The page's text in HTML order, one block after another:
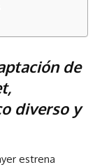
de
diverso y
estrena